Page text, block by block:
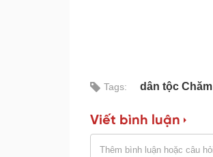
Tags: dân tộc Chăm
Viết bình luận